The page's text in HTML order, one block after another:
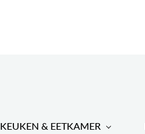
KEUKEN & EETKAMER